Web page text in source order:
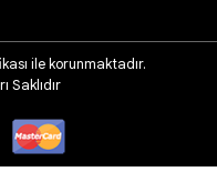
ile korunmaktadır.
Saklıdır